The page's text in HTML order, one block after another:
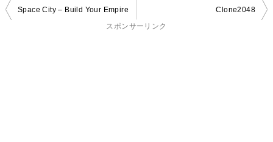
投
Space City – Build Your Empire
Clone2048
スポンサーリンク